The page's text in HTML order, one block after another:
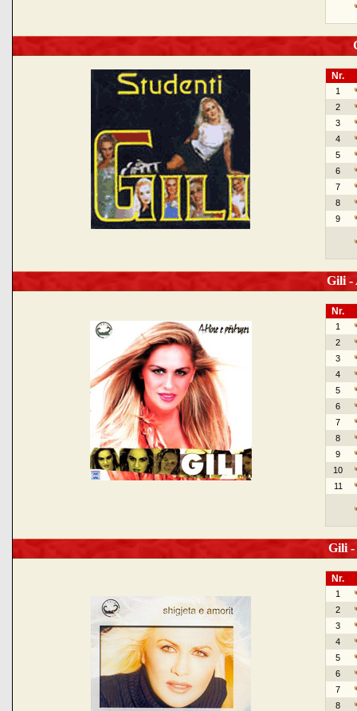
Nr.
1
2
3
4
5
6
7
8
9
Gili -
Nr.
1
2
3
4
5
6
7
8
9
10
11
Gili
Nr.
1
2
3
4
5
6
7
8